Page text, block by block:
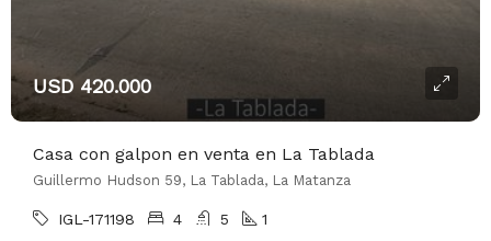
USD 420.000
Casa con galpon en venta en La Tablada
Guillermo Hudson 59, La Tablada, La Matanza
IGL-171198 4 5 1